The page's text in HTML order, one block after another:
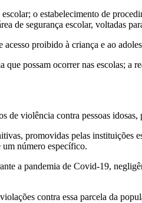
o estabelecimento de
de segurança escolar, voltadas
proibido à criança e ao
possam ocorrer nas escolas;
de violência contra pessoas
promovidas pelas
número específico.
a pandemia de Covid-19,
contra essa parcela da